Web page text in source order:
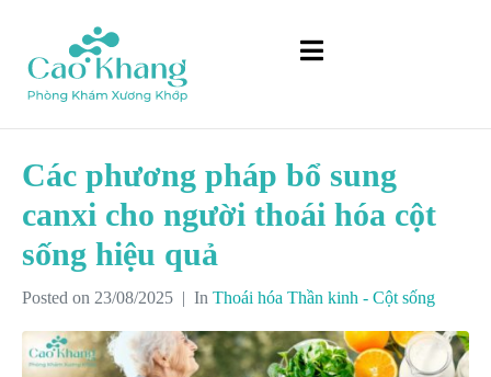
Các phương pháp bổ sung
canxi cho người thoái hóa cột
sống hiệu quả
Posted on 23/08/2025 In Thoái hóa Thần kinh - Cột sống